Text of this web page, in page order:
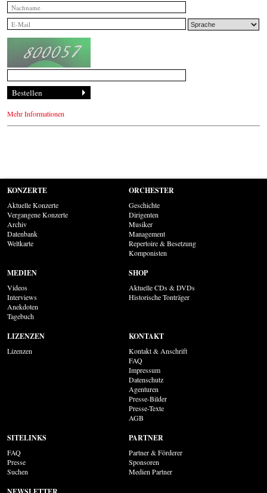
Mehr Informationen
KONZERTE
Aktuelle Konzerte
Vergangene Konzerte
Archiv
Datenbank
Weltkarte
ORCHESTER
Geschichte
Dirigenten
Musiker
Management
Repertoire & Besetzung
Komponisten
MEDIEN
Videos
Interviews
Anekdoten
Tagebuch
SHOP
Aktuelle CDs & DVDs
Historische Tonträger
LIZENZEN
Lizenzen
KONTAKT
Kontakt & Anschrift
FAQ
Impressum
Datenschutz
Agenturen
Presse-Bilder
Presse-Texte
AGB
SITELINKS
FAQ
Presse
Suchen
PARTNER
Partner & Förderer
Sponsoren
Medien Partner